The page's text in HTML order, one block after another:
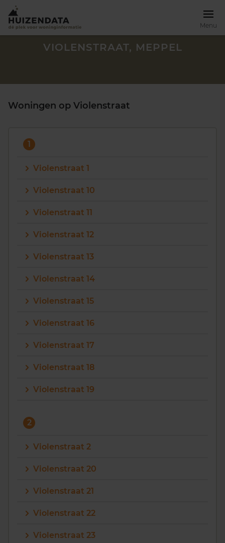
Menu
Maandag t/m vrijdag - 08:00 -18:00
VIOLENSTRAAT, MEPPEL
Woningen op Violenstraat
1
Violenstraat 1
Violenstraat 10
Violenstraat 11
Violenstraat 12
Violenstraat 13
Violenstraat 14
Violenstraat 15
Violenstraat 16
Violenstraat 17
Violenstraat 18
Violenstraat 19
2
Violenstraat 2
Violenstraat 20
Violenstraat 21
Violenstraat 22
Violenstraat 23